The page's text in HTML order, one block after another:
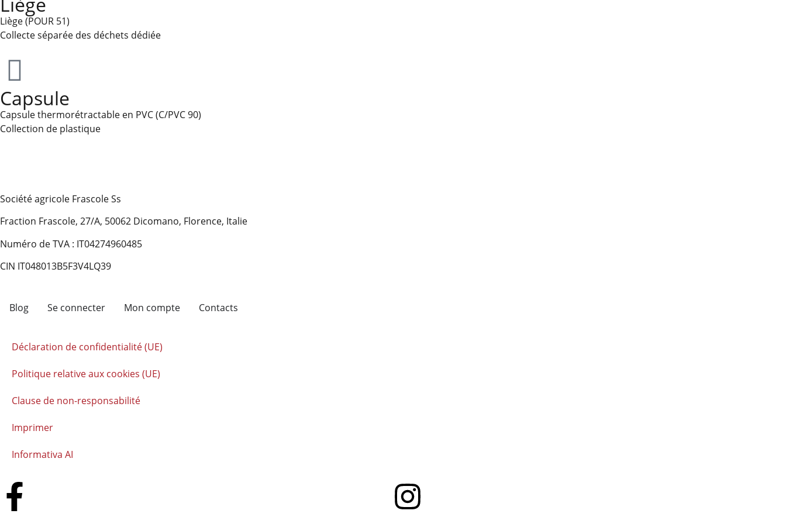
Liège (POUR 51)
Collecte séparée des déchets dédiée
Capsule
Capsule thermorétractable en PVC (C/PVC 90)
Collection de plastique
Société agricole Frascole Ss
Fraction Frascole, 27/A, 50062 Dicomano, Florence, Italie
Numéro de TVA : IT04274960485
CIN IT048013B5F3V4LQ39
Blog Se connecter Mon compte Contacts
Déclaration de confidentialité (UE)
Politique relative aux cookies (UE)
Clause de non-responsabilité
Imprimer
Informativa AI